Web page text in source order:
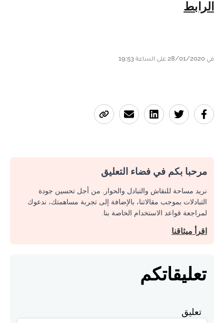
الرابط
في 28/01/2020 على الساعة 19:53
مرحبا بكم في فضاء التعليق
نريد مساحة للنقاش والتبادل والحوار. من أجل تحسين جودة
التبادلات بموجب مقالاتنا، بالإضافة إلى تجربة مساهمتك، ندعوك
لمراجعة قواعد الاستخدام الخاصة بنا.
اقرأ ميثاقنا
تعليقاتكم
تعليق